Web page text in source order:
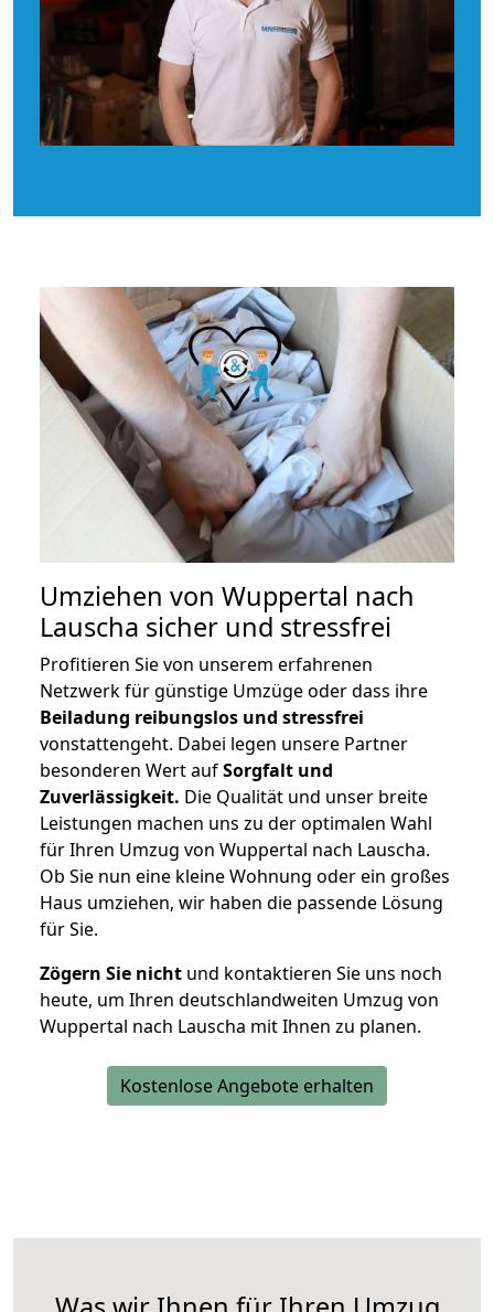
Umziehen von Wuppertal nach
Lauscha sicher und stressfrei
Profitieren Sie von unserem erfahrenen
Netzwerk für günstige Umzüge oder dass ihre
Beiladung reibungslos und stressfrei
vonstattengeht. Dabei legen unsere Partner
besonderen Wert aufSorgfalt und
Zuverlässigkeit. Die Qualität und unser breite
Leistungen machen uns zu der optimalen Wahl
für Ihren Umzug von Wuppertal nach Lauscha.
Ob Sie nun eine kleine Wohnung oder ein großes
Haus umziehen, wir haben die passende Lösung
für Sie.
Zögern Sie nicht und kontaktieren Sie uns noch
heute, um Ihren deutschlandweiten Umzug von
Wuppertal nach Lauscha mit Ihnen zu planen.
Kostenlose Angebote erhalten